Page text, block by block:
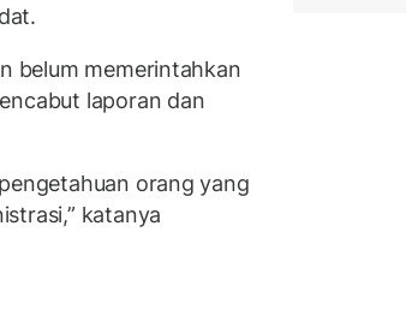
belum memerintahkan
laporan dan
orang yang
katanya